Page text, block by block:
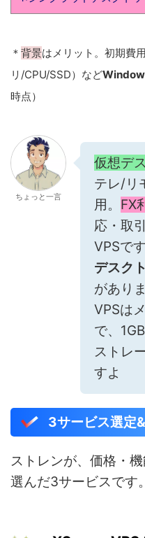
＊ 背景はメリット。初期費
リ/CPU/SSD）など
時点）
ちょっと一言
仮想デ
テレ/リ
用。 FX
応・取
VPSで
デスク
があり
VPSは
で、
ストレ
すよ
3サービス選定
ストレンが、価格・
選んだ3サービスです。